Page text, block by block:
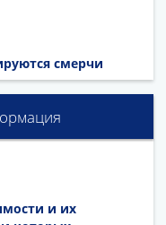
смерчи
и их